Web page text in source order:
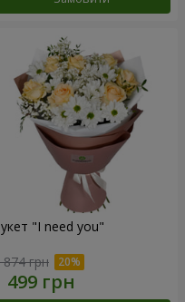
"I need you"
874 грн